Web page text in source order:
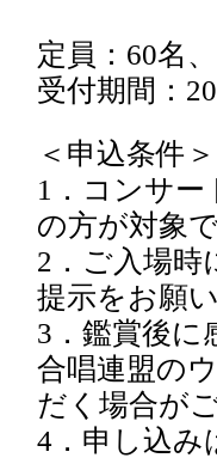
定員：60名
受付期間：
＜申込条件＞
1．コンサー
の方が対象
2．ご入場時
提示をお願
3．鑑賞後に
合唱連盟の
だく場合が
4．申し込み